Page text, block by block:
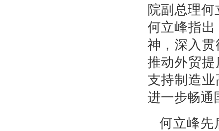
院副总理
何立峰指
神，深入
推动外贸
支持制造
进一步畅通
何立峰先